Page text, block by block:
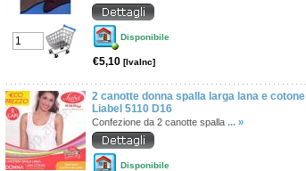
Disponibile
€5,10 [IvaInc]
2 canotte donna spalla larga lana e cotone
Liabel 5110 D16
Confezione da 2 canotte spalla ... »
Disponibile